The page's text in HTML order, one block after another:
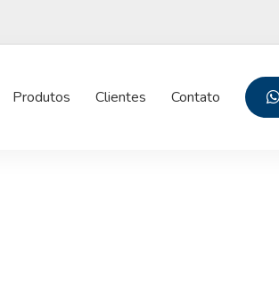
Produtos Clientes Contato